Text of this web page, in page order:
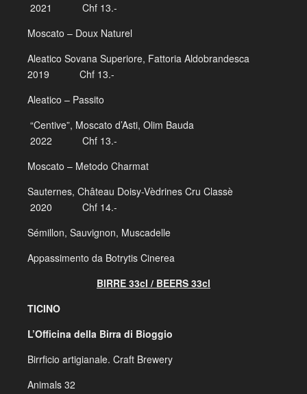
2021 Chf 13.-
Moscato – Doux Naturel
Aleatico Sovana Superiore, Fattoria Aldobrandesca
2019 Chf 13.-
Aleatico – Passito
“Centive”, Moscato d’Asti, Olim Bauda
2022 Chf 13.-
Moscato – Metodo Charmat
Sauternes, Château Doisy-Vèdrines Cru Classè
2020 Chf 14.-
Sémillon, Sauvignon, Muscadelle
Appassimento da Botrytis Cinerea
BIRRE 33cl / BEERS 33cl
TICINO
L’Officina della Birra di Bioggio
Birrficio artigianale. Craft Brewery
Animals 32